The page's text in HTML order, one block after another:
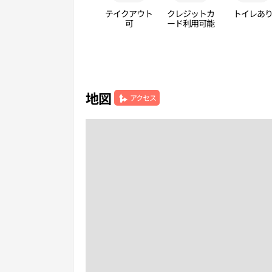
テイクアウト
可
クレジットカ
ード利用可能
トイレあり
地図 アクセス